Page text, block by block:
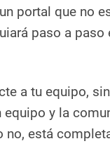
portal que no
paso a paso
a tu equipo,
y la
no, está